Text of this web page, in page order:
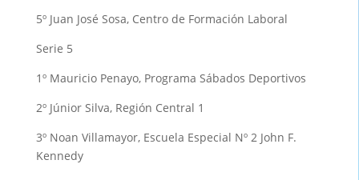
5º Juan José Sosa, Centro de Formación Laboral
Serie 5
1º Mauricio Penayo, Programa Sábados Deportivos
2º Júnior Silva, Región Central 1
3º Noan Villamayor, Escuela Especial Nº 2 John F.
Kennedy